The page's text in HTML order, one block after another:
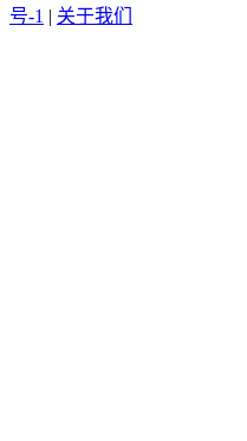
号-1 | 关于我们